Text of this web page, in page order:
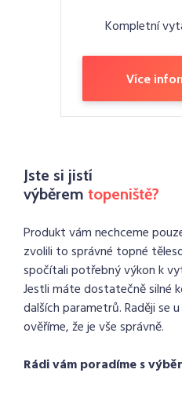
Kompletní
Více
Jste si jistí
výběrem topeniště?
Produkt vám nechceme
zvolili to správné topné
spočítali potřebný výkon k
Jestli máte dostatečně silné
dalších parametrů. Raději se
ověříme, že je vše správně.
Rádi vám poradíme s